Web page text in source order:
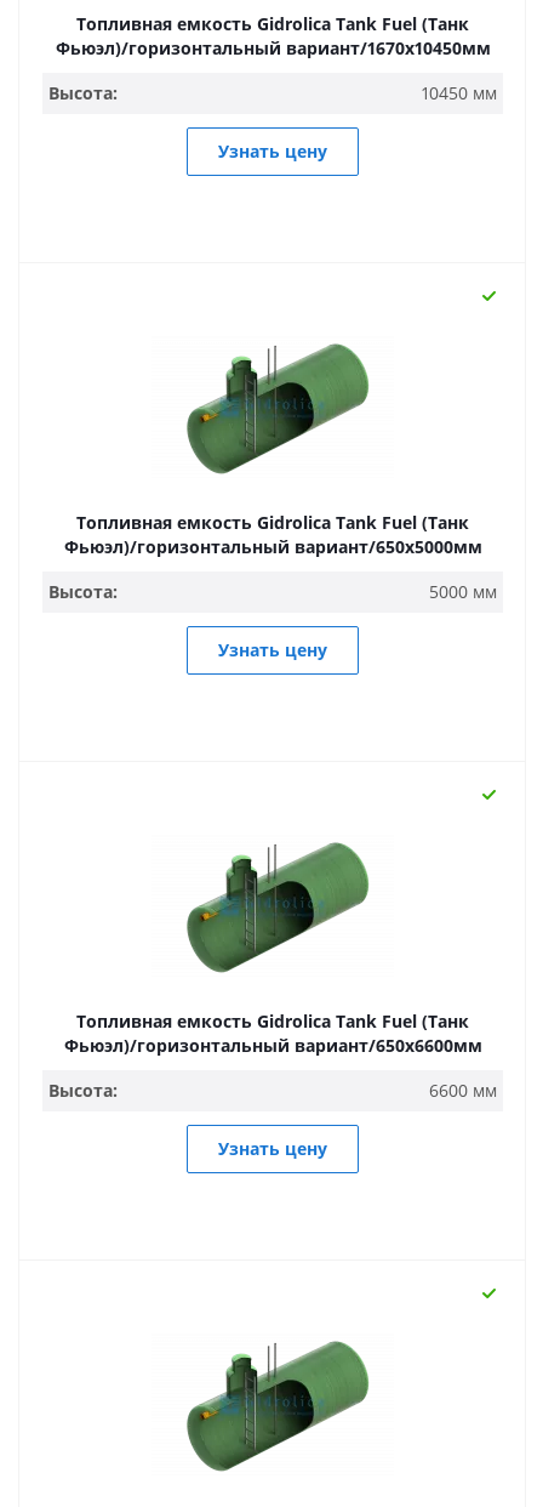
Топливная емкость Gidrolica Tank Fuel (Танк
Фьюэл)/горизонтальный вариант/1670х10450мм
Высота:
10450 мм
Узнать цену
Топливная емкость Gidrolica Tank Fuel (Танк
Фьюэл)/горизонтальный вариант/650х5000мм
Высота:
5000 мм
Узнать цену
Топливная емкость Gidrolica Tank Fuel (Танк
Фьюэл)/горизонтальный вариант/650х6600мм
Высота:
6600 мм
Узнать цену